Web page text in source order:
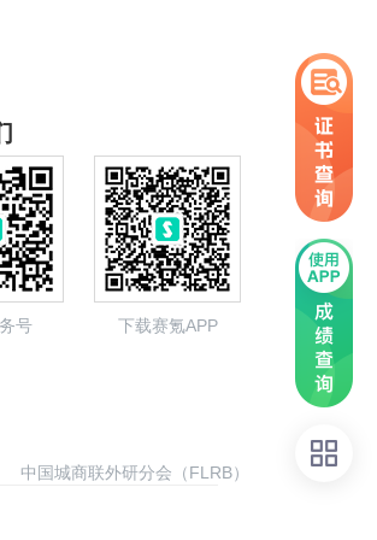
号 下载赛氪APP
中国城商联外研分会（FLRB）